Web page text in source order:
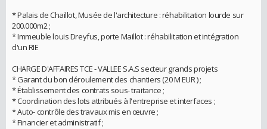
* Palais de Chaillot, Musée de l'architecture : réhabilitation lourde sur
200.000m2 ;
* Immeuble louis Dreyfus, porte Maillot : réhabilitation et intégration
d'un RIE
CHARGE D'AFFAIRES TCE - VALLEE S.A.S secteur grands projets
* Garant du bon déroulement des chantiers (20 M EUR ) ;
* Établissement des contrats sous- traitance ;
* Coordination des lots attribués à l'entreprise et interfaces ;
* Auto- contrôle des travaux mis en œuvre ;
* Financier et administratif ;